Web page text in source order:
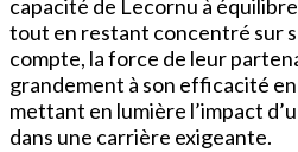
capacité de Lecornu à
tout en restant concentré sur
compte, la force de leur
grandement à son efficacité
mettant en lumière l’impact
dans une carrière exigeante.